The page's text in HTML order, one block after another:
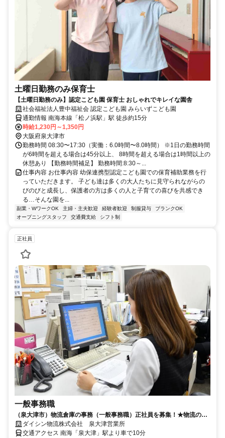
土曜日勤務のみ保育士
【土曜日勤務のみ】認定こども園 保育士 おしゃれでキレイな園舎
社会福祉法人豊中福祉会 認定こども園 みらいずこども園
通勤情報 南海本線「松ノ浜駅」駅 徒歩約15分
時給1,230円～1,350円
大阪府泉大津市
勤務時間 08:30〜17:30（実働：6.0時間〜8.0時間） ※1日の勤務時間
が6時間を超える場合は45分以上、 8時間を超える場合は1時間以上の
休憩あり 【勤務時間補足】 勤務時間:8:30～...
仕事内容 お仕事内容 幼保連携型認定こども園での保育補助業務を行
っていただきます。 子ども達は多くの大人たちに見守られながらの
びのびと成長し、保護者の方は多くの人と子育ての喜びを共感でき
る…そんな園を...
副業・WワークOK 主婦・主夫歓迎 経験者歓迎 制服貸与
ブランクOK
オープニングスタッフ
交通費支給 シフト制
正社員
一般事務職
（泉大津市）物流倉庫の事務（一般事務職）正社員を募集！★物流の知
識等不問、入社してからのOJTで可！
ダイシン物流株式会社 泉大津営業所
交通アクセス 南海「泉大津」駅より車で10分